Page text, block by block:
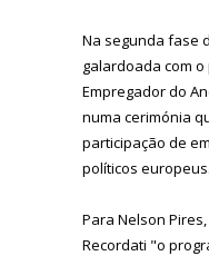
Na segunda fase
galardoada com
Empregador do
numa cerimónia
participação de
políticos europeus.
Para Nelson
Recordati "o